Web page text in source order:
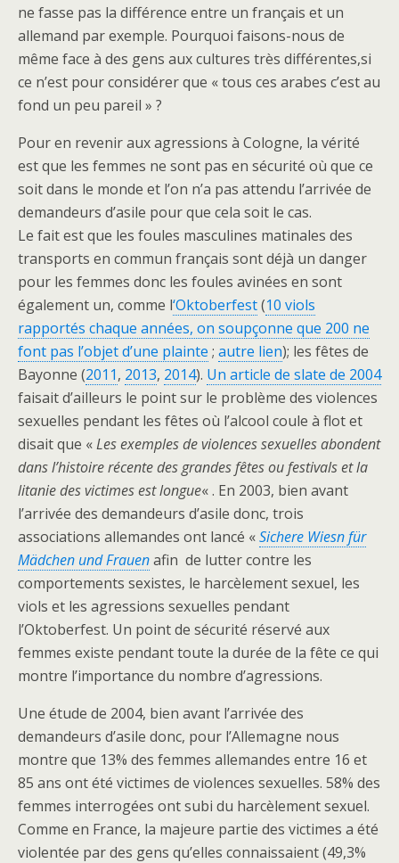
ne fasse pas la différence entre un français et un
allemand par exemple. Pourquoi faisons-nous de
même face à des gens aux cultures très différentes,si
ce n’est pour considérer que « tous ces arabes c’est au
fond un peu pareil » ?
Pour en revenir aux agressions à Cologne, la vérité
est que les femmes ne sont pas en sécurité où que ce
soit dans le monde et l’on n’a pas attendu l’arrivée de
demandeurs d’asile pour que cela soit le cas.
Le fait est que les foules masculines matinales des
transports en commun français sont déjà un danger
pour les femmes donc les foules avinées en sont
également un, comme l‘Oktoberfest(10 viols
rapportés chaque années, on soupçonne que 200 ne
font pas l’objet d’une plainte ; autre lien); les fêtes de
Bayonne (2011, 2013, 2014). Un article de slate de 2004
faisait d’ailleurs le point sur le problème des violences
sexuelles pendant les fêtes où l’alcool coule à flot et
disait que «Les exemples de violences sexuelles abondent
dans l’histoire récente des grandes fêtes ou festivals et la
litanie des victimes est longue« . En 2003, bien avant
l’arrivée des demandeurs d’asile donc, trois
associations allemandes ont lancé «Sichere Wiesn für
Mädchen und Frauenafin de lutter contre les
comportements sexistes, le harcèlement sexuel, les
viols et les agressions sexuelles pendant
l’Oktoberfest. Un point de sécurité réservé aux
femmes existe pendant toute la durée de la fête ce qui
montre l’importance du nombre d’agressions.
Une étude de 2004, bien avant l’arrivée des
demandeurs d’asile donc, pour l’Allemagne nous
montre que 13% des femmes allemandes entre 16 et
85 ans ont été victimes de violences sexuelles. 58% des
femmes interrogées ont subi du harcèlement sexuel.
Comme en France, la majeure partie des victimes a été
violentée par des gens qu’elles connaissaient (49,3%